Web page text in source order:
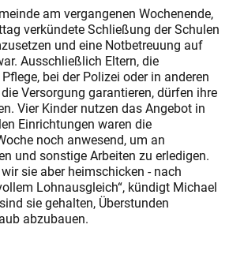
am vergangenen Wochenende,
verkündete Schließung der Schulen
und eine Notbetreuung auf
Ausschließlich Eltern, die
bei der Polizei oder in anderen
Versorgung garantieren, dürfen ihre
Vier Kinder nutzen das Angebot in
Einrichtungen waren die
noch anwesend, um an
und sonstige Arbeiten zu erledigen.
sie aber heimschicken - nach
Lohnausgleich“, kündigt Michael
sie gehalten, Überstunden
abzubauen.